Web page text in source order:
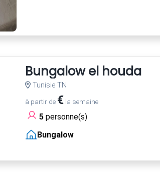
Bungalow el houda
Tunisie TN
à partir de €la semaine
5personne(s)
Bungalow